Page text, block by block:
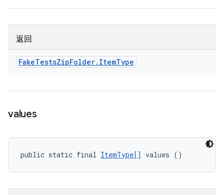
返回
FakeTestsZipFolder. ItemType
values
public static final ItemType[] values ()